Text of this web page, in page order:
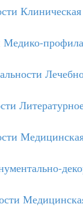
Клиническая